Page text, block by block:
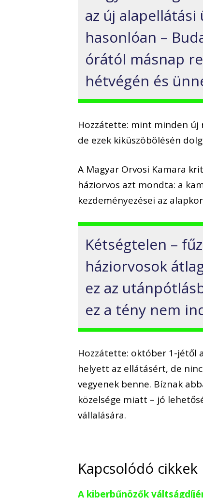
az új
hasonlóan –
órától másnap
hétvégén és
Hozzátette: mint minden új
de ezek kiküszöbölésén
A Magyar Orvosi Kamara
háziorvos azt mondta: a
kezdeményezései az
Kétségtelen –
háziorvosok
ez az
ez a tény nem
Hozzátette: október 1-jétől
helyett az ellátásért, de
vegyenek benne. Bíznak
közelsége miatt – jó
vállalására.
Kapcsolódó cikkek
A kiberbűnözők